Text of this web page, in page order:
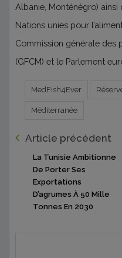
Albanie, Monténégro) ainsi
Nations unies pour
Commission générale des
(GFCM) et le Parlement
MedFish4Ever
Méditerranée
Article précédent
La Tunisie Ambitionne
De Porter Ses
Exportations
D’agrumes À 50 Mille
Tonnes En 2030